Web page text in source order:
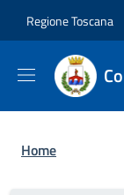
Regione Toscana
Briciole
Home